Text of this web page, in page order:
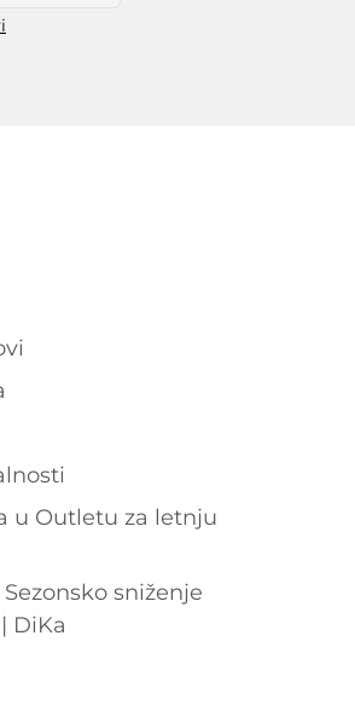
u Outletu za letnju
sniženje
DiKa